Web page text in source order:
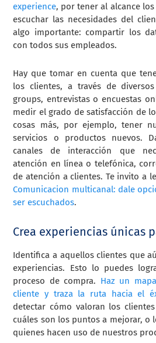
experience, por tener al alcance
escuchar las necesidades del
algo importante: compartir los
con todos sus empleados.
Hay que tomar en cuenta que
los clientes, a través de
groups, entrevistas o encuestas
medir el grado de satisfacción de
cosas más, por ejemplo, tener
servicios o productos nuevos.
canales de interacción que
atención en línea o telefónica,
de atención a clientes. Te invito a
Comunicacion multicanal: dale
ser escuchados.
Crea experiencias únicas
Identifica a aquellos clientes que
experiencias. Esto lo puedes
proceso de compra. Haz un
cliente y traza la ruta hacia el
detectar cómo valoran los
cuáles son los puntos a mejorar, o
quienes hacen uso de nuestros